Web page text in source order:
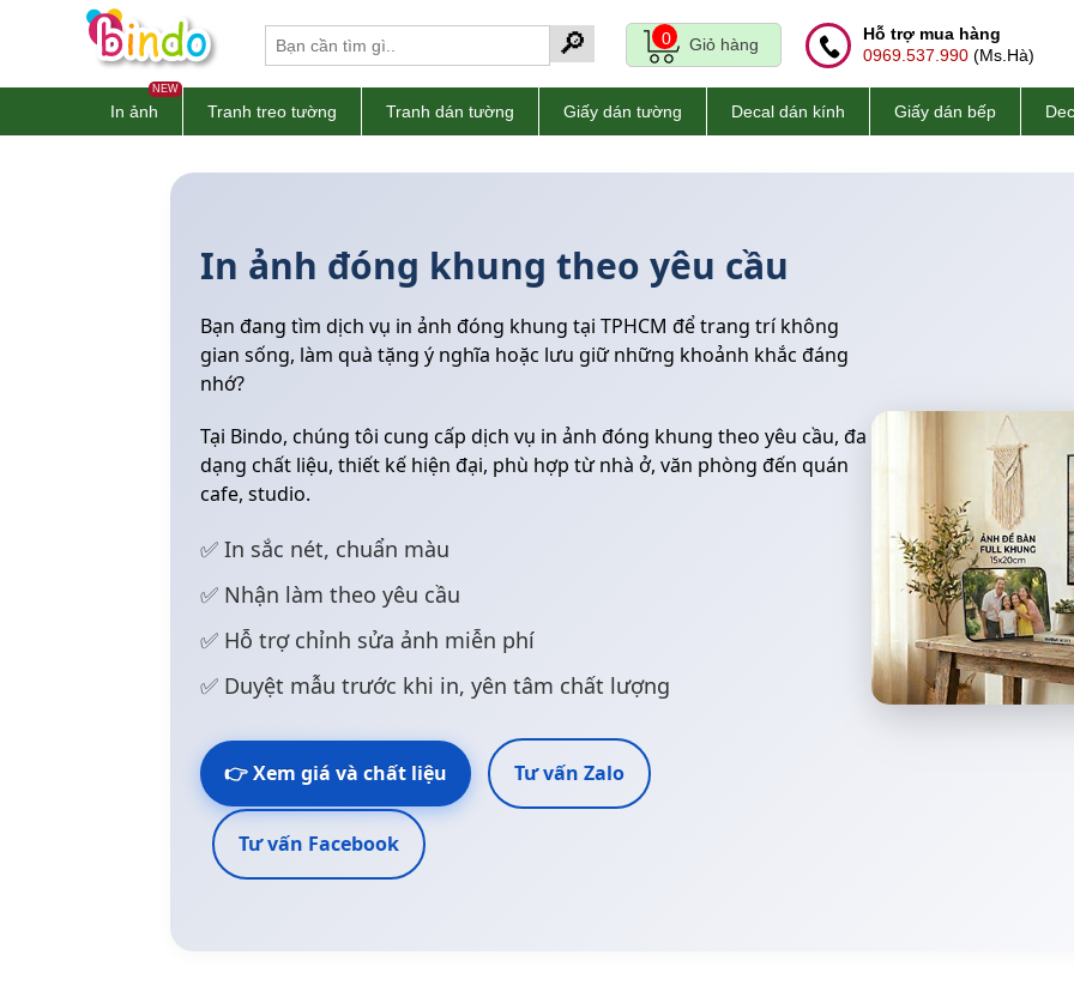
🔎 0 Giỏ hàng
Hỗ trợ mua hàng
0969.537.990 (Ms.Hà)
NEW
In ảnh Tranh treo tường Tranh dán tường Giấy dán tường Decal dán kính Giấy dán bếp
In ảnh đóng khung theo yêu cầu
Bạn đang tìm dịch vụ in ảnh đóng khung tại TPHCM để trang trí không
gian sống, làm quà tặng ý nghĩa hoặc lưu giữ những khoảnh khắc đáng
nhớ?
Tại Bindo, chúng tôi cung cấp dịch vụ in ảnh đóng khung theo yêu cầu, đa
dạng chất liệu, thiết kế hiện đại, phù hợp từ nhà ở, văn phòng đến quán
cafe, studio.
✅ In sắc nét, chuẩn màu
✅ Nhận làm theo yêu cầu
✅ Hỗ trợ chỉnh sửa ảnh miễn phí
✅ Duyệt mẫu trước khi in, yên tâm chất lượng
👉 Xem giá và chất liệu Tư vấn Zalo
Tư vấn Facebook